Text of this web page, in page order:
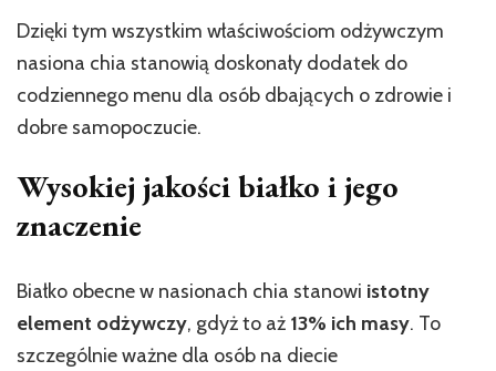
Dzięki tym wszystkim właściwościom odżywczym
nasiona chia stanowią doskonały dodatek do
codziennego menu dla osób dbających o zdrowie i
dobre samopoczucie.
Wysokiej jakości białko i jego
znaczenie
Białko obecne w nasionach chia stanowi istotny
element odżywczy, gdyż to aż 13% ich masy. To
szczególnie ważne dla osób na diecie